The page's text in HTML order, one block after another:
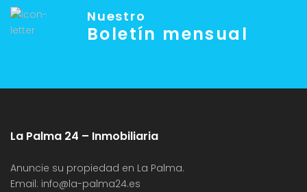
Nuestro
Boletín mensual
La Palma 24 – Inmobiliaria
Anuncie su propiedad en La Palma.
Email: info@la-palma24.es